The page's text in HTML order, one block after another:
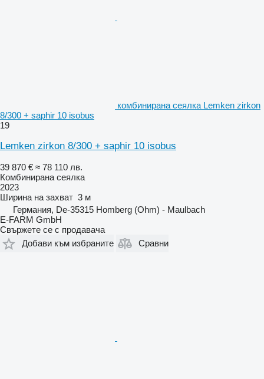
комбинирана сеялка Lemken zirkon
8/300 + saphir 10 isobus
19
Lemken zirkon 8/300 + saphir 10 isobus
39 870 € ≈ 78 110 лв.
Комбинирана сеялка
2023
Ширина на захват 3 м
Германия, De-35315 Homberg (Ohm) - Maulbach
E-FARM GmbH
Свържете се с продавача
Добави към избраните
Сравни